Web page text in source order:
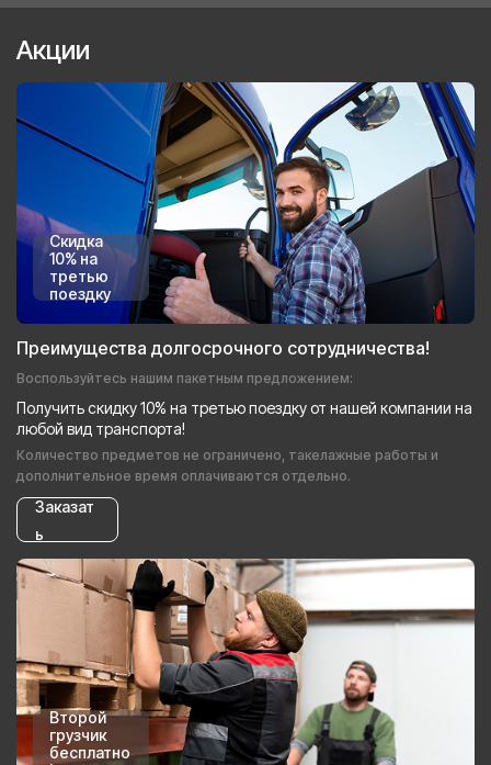
Акции
Скидка
10% на
третью
поездку
Преимущества долгосрочного сотрудничества!
Воспользуйтесь нашим пакетным предложением:
Получить скидку 10% на третью поездку от нашей компании на
любой вид транспорта!
Количество предметов не ограничено, такелажные работы и
дополнительное время оплачиваются отдельно.
Заказат
ь
Второй
грузчик
бесплатно